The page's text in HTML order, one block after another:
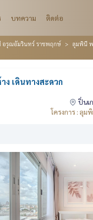
บทความ ติดต่อ
อรุณอัมรินทร์ ราชพฤกษ์
ลุมพินี พ
เดินทางสะดวก
ปิ่นเ
โครงการ : ลุม